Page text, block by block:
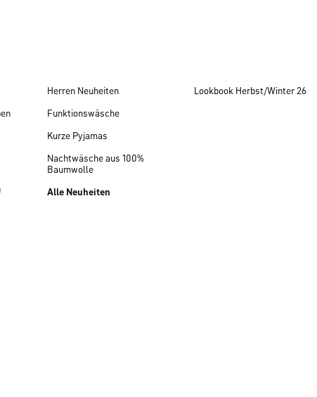
Herren Neuheiten
Funktionswäsche
Kurze Pyjamas
Nachtwäsche aus 100%
Baumwolle
Alle Neuheiten
Lookbook Herbst/Winter 26